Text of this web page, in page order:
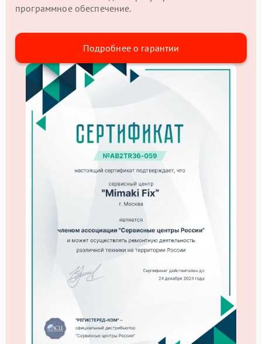
программное обеспечение.
Подробнее о гарантии